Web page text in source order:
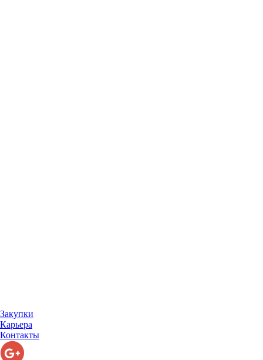
Закупки
Карьера
Контакты